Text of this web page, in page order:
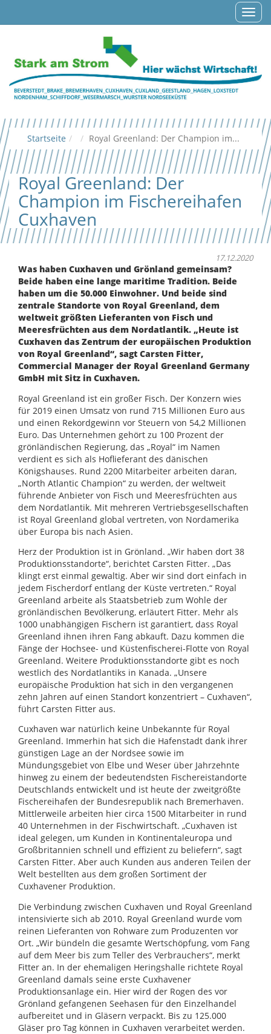
auf-/
Startseite Royal Greenland: Der Champion im...
Royal Greenland: Der
Champion im Fischereihafen
Cuxhaven
17.12.2020
Was haben Cuxhaven und Grönland gemeinsam?
Beide haben eine lange maritime Tradition. Beide
haben um die 50.000 Einwohner. Und beide sind
zentrale Standorte von Royal Greenland, dem
weltweit größten Lieferanten von Fisch und
Meeresfrüchten aus dem Nordatlantik. „Heute ist
Cuxhaven das Zentrum der europäischen Produktion
von Royal Greenland“, sagt Carsten Fitter,
Commercial Manager der Royal Greenland Germany
GmbH mit Sitz in Cuxhaven.
Royal Greenland ist ein großer Fisch. Der Konzern wies
für 2019 einen Umsatz von rund 715 Millionen Euro aus
und einen Rekordgewinn vor Steuern von 54,2 Millionen
Euro. Das Unternehmen gehört zu 100 Prozent der
grönländischen Regierung, das „Royal“ im Namen
verdient es sich als Hoflieferant des dänischen
Königshauses. Rund 2200 Mitarbeiter arbeiten daran,
„North Atlantic Champion“ zu werden, der weltweit
führende Anbieter von Fisch und Meeresfrüchten aus
dem Nordatlantik. Mit mehreren Vertriebsgesellschaften
ist Royal Greenland global vertreten, von Nordamerika
über Europa bis nach Asien.
Herz der Produktion ist in Grönland. „Wir haben dort 38
Produktionsstandorte“, berichtet Carsten Fitter. „Das
klingt erst einmal gewaltig. Aber wir sind dort einfach in
jedem Fischerdorf entlang der Küste vertreten.“ Royal
Greenland arbeite als Staatsbetrieb zum Wohle der
grönländischen Bevölkerung, erläutert Fitter. Mehr als
1000 unabhängigen Fischern ist garantiert, dass Royal
Greenland ihnen ihren Fang abkauft. Dazu kommen die
Fänge der Hochsee- und Küstenfischerei-Flotte von Royal
Greenland. Weitere Produktionsstandorte gibt es noch
westlich des Nordatlantiks in Kanada. „Unsere
europäische Produktion hat sich in den vergangenen
zehn Jahren auf einen Standort konzentriert – Cuxhaven“,
führt Carsten Fitter aus.
Cuxhaven war natürlich keine Unbekannte für Royal
Greenland. Immerhin hat sich die Hafenstadt dank ihrer
günstigen Lage an der Nordsee sowie im
Mündungsgebiet von Elbe und Weser über Jahrzehnte
hinweg zu einem der bedeutendsten Fischereistandorte
Deutschlands entwickelt und ist heute der zweitgrößte
Fischereihafen der Bundesrepublik nach Bremerhaven.
Mittlerweile arbeiten hier circa 1500 Mitarbeiter in rund
40 Unternehmen in der Fischwirtschaft. „Cuxhaven ist
ideal gelegen, um Kunden in Kontinentaleuropa und
Großbritannien schnell und effizient zu beliefern“, sagt
Carsten Fitter. Aber auch Kunden aus anderen Teilen der
Welt bestellten aus dem großen Sortiment der
Cuxhavener Produktion.
Die Verbindung zwischen Cuxhaven und Royal Greenland
intensivierte sich ab 2010. Royal Greenland wurde vom
reinen Lieferanten von Rohware zum Produzenten vor
Ort. „Wir bündeln die gesamte Wertschöpfung, vom Fang
auf dem Meer bis zum Teller des Verbrauchers“, merkt
Fitter an. In der ehemaligen Heringshalle richtete Royal
Greenland damals seine erste Cuxhavener
Produktionsanlage ein. Hier wird der Rogen des vor
Grönland gefangenen Seehasen für den Einzelhandel
aufbereitet und in Gläsern verpackt. Bis zu 125.000
Gläser pro Tag können in Cuxhaven verarbeitet werden.